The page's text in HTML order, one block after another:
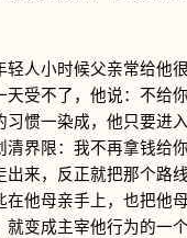
小时候父亲常给他
天受不了，他说：不给
惯一染成，他只要进
清界限：我不再拿钱给
来，反正就把那个路
他母亲手上，也把他
变成主宰他行为的一